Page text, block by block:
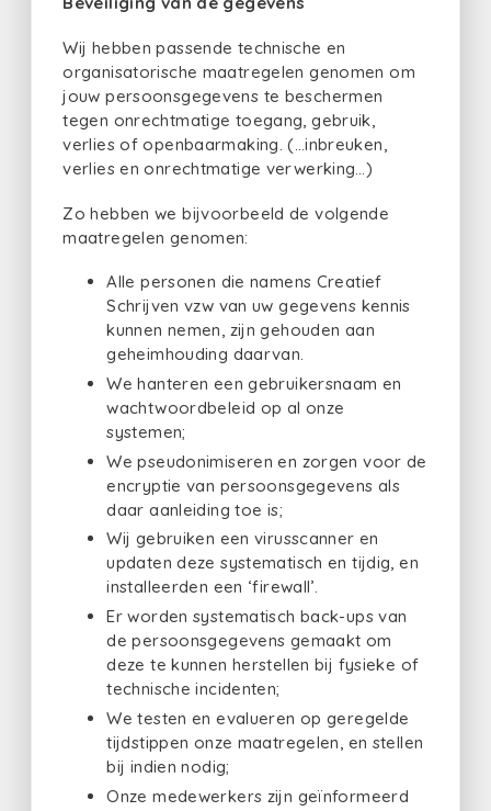
Wij hebben passende technische en
organisatorische maatregelen genomen om
jouw persoonsgegevens te beschermen
tegen onrechtmatige toegang, gebruik,
verlies of openbaarmaking. (…inbreuken,
verlies en onrechtmatige verwerking…)
Zo hebben we bijvoorbeeld de volgende
maatregelen genomen:
Alle personen die namens Creatief
Schrijven vzw van uw gegevens kennis
kunnen nemen, zijn gehouden aan
geheimhouding daarvan.
We hanteren een gebruikersnaam en
wachtwoordbeleid op al onze
systemen;
We pseudonimiseren en zorgen voor de
encryptie van persoonsgegevens als
daar aanleiding toe is;
Wij gebruiken een virusscanner en
updaten deze systematisch en tijdig, en
installeerden een ‘firewall’.
Er worden systematisch back-ups van
de persoonsgegevens gemaakt om
deze te kunnen herstellen bij fysieke of
technische incidenten;
We testen en evalueren op geregelde
tijdstippen onze maatregelen, en stellen
bij indien nodig;
Onze medewerkers zijn geïnformeerd